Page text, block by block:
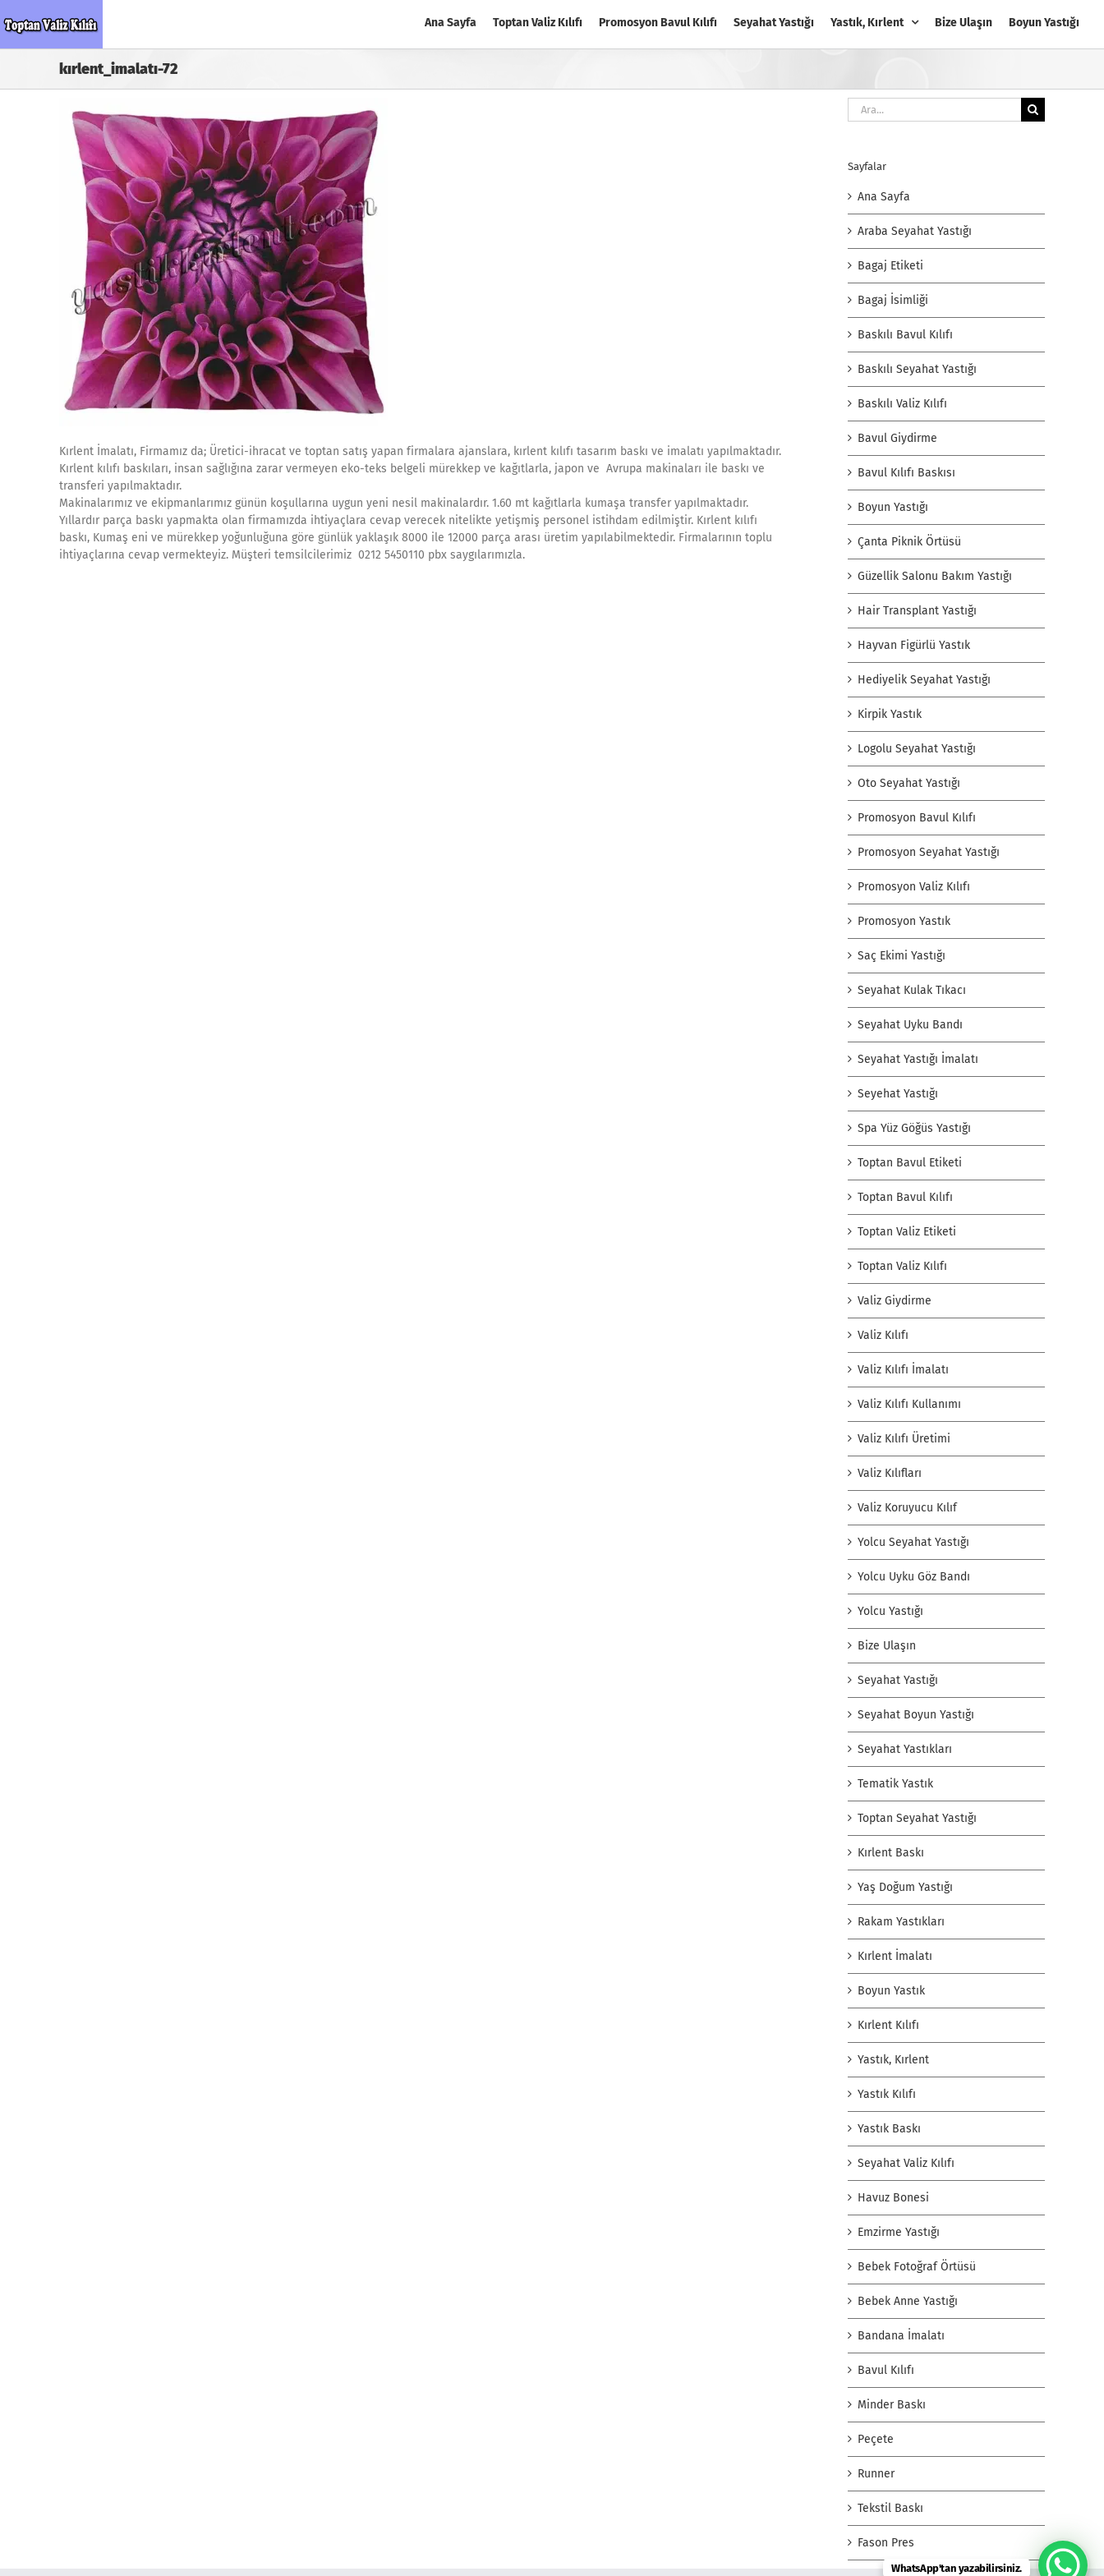
to
Ana Sayfa Toptan Valiz Kılıfı Promosyon Bavul Kılıfı Seyahat Yastığı Yastık, Kırlent Bize Ulaşın Boyun Yastığı
kırlent_imalatı-72
Kırlent İmalatı, Firmamız da; Üretici-ihracat ve toptan satış yapan firmalara ajanslara, kırlent kılıfı tasarım baskı ve imalatı yapılmaktadır.
Kırlent kılıfı baskıları, insan sağlığına zarar vermeyen eko-teks belgeli mürekkep ve kağıtlarla, japon ve Avrupa makinaları ile baskı ve
transferi yapılmaktadır.
Makinalarımız ve ekipmanlarımız günün koşullarına uygun yeni nesil makinalardır. 1.60 mt kağıtlarla kumaşa transfer yapılmaktadır.
Yıllardır parça baskı yapmakta olan firmamızda ihtiyaçlara cevap verecek nitelikte yetişmiş personel istihdam edilmiştir. Kırlent kılıfı
baskı, Kumaş eni ve mürekkep yoğunluğuna göre günlük yaklaşık 8000 ile 12000 parça arası üretim yapılabilmektedir. Firmalarının toplu
ihtiyaçlarına cevap vermekteyiz. Müşteri temsilcilerimiz 0212 5450110 pbx saygılarımızla.
Ara:
Sayfalar
Ana Sayfa
Araba Seyahat Yastığı
Bagaj Etiketi
Bagaj İsimliği
Baskılı Bavul Kılıfı
Baskılı Seyahat Yastığı
Baskılı Valiz Kılıfı
Bavul Giydirme
Bavul Kılıfı Baskısı
Boyun Yastığı
Çanta Piknik Örtüsü
Güzellik Salonu Bakım Yastığı
Hair Transplant Yastığı
Hayvan Figürlü Yastık
Hediyelik Seyahat Yastığı
Kirpik Yastık
Logolu Seyahat Yastığı
Oto Seyahat Yastığı
Promosyon Bavul Kılıfı
Promosyon Seyahat Yastığı
Promosyon Valiz Kılıfı
Promosyon Yastık
Saç Ekimi Yastığı
Seyahat Kulak Tıkacı
Seyahat Uyku Bandı
Seyahat Yastığı İmalatı
Seyehat Yastığı
Spa Yüz Göğüs Yastığı
Toptan Bavul Etiketi
Toptan Bavul Kılıfı
Toptan Valiz Etiketi
Toptan Valiz Kılıfı
Valiz Giydirme
Valiz Kılıfı
Valiz Kılıfı İmalatı
Valiz Kılıfı Kullanımı
Valiz Kılıfı Üretimi
Valiz Kılıfları
Valiz Koruyucu Kılıf
Yolcu Seyahat Yastığı
Yolcu Uyku Göz Bandı
Yolcu Yastığı
Bize Ulaşın
Seyahat Yastığı
Seyahat Boyun Yastığı
Seyahat Yastıkları
Tematik Yastık
Toptan Seyahat Yastığı
Kırlent Baskı
Yaş Doğum Yastığı
Rakam Yastıkları
Kırlent İmalatı
Boyun Yastık
Kırlent Kılıfı
Yastık, Kırlent
Yastık Kılıfı
Yastık Baskı
Seyahat Valiz Kılıfı
Havuz Bonesi
Emzirme Yastığı
Bebek Fotoğraf Örtüsü
Bebek Anne Yastığı
Bandana İmalatı
Bavul Kılıfı
Minder Baskı
Peçete
Runner
Tekstil Baskı
Fason Pres
WhatsApp'tan yazabilirsiniz.